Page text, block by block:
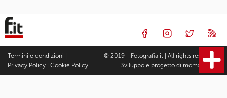
Termini e condizioni
Privacy Policy
Cookie Policy
© 2019 - Fotografia.it | All rights reserved |
Sviluppo e progetto di moma Studio